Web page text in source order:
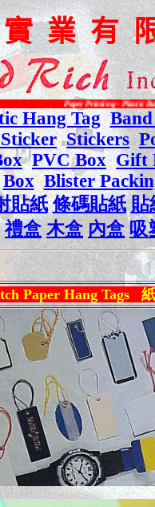
實業 有
Paper Printing - Plastic Bag Printing -
Hang Tag
Stickers
PVC Box Gift
Box Blister
貼紙 條碼貼紙 貼
禮盒 木盒 內盒 吸
Paper Hang Tags